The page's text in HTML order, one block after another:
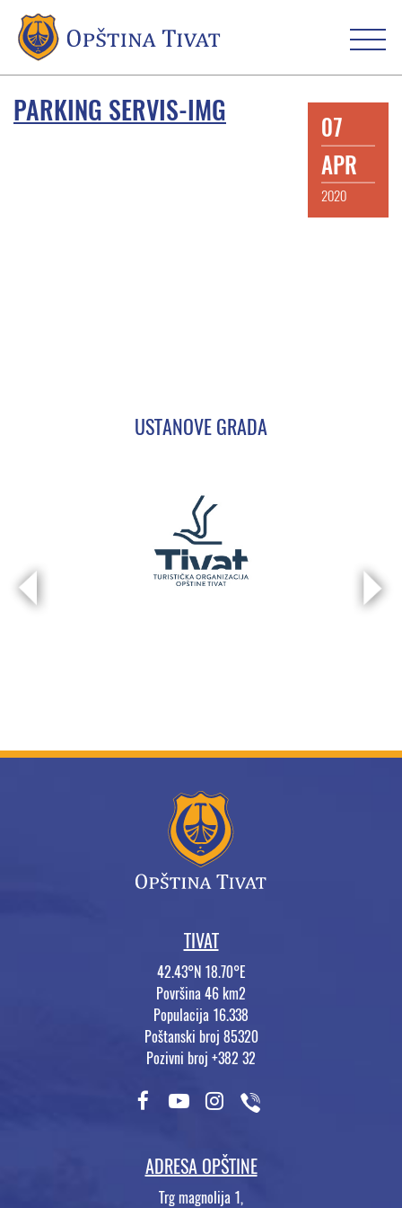
PARKING SERVIS-IMG
07
APR
2020
USTANOVE GRADA
TIVAT
42.43°N 18.70°E
Površina 46 km2
Populacija 16.338
Poštanski broj 85320
Pozivni broj +382 32
ADRESA OPŠTINE
Trg magnolija 1,